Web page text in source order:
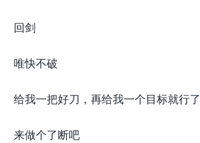
回剑
唯快不破
给我一把好刀，再给我一个目标就行了
来做个了断吧